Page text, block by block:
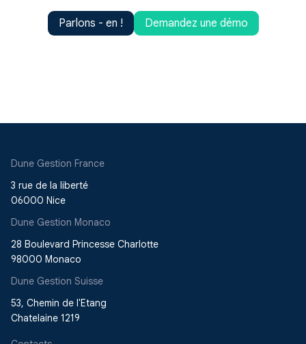
Parlons - en ! Demandez une démo
Dune Gestion France
3 rue de la liberté
06000 Nice
Dune Gestion Monaco
28 Boulevard Princesse Charlotte
98000 Monaco
Dune Gestion Suisse
53, Chemin de l'Etang
Chatelaine 1219